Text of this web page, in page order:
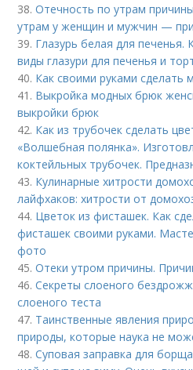
38.Отечность по утрам
утрам у женщин и мужчин —
39. Глазурь белая для печенья.
виды глазури для печенья и
40. Как своими руками сделать
41. Выкройка модных брюк
выкройки брюк
42. Как из трубочек сделать
«Волшебная полянка».
коктейльных трубочек.
43. Кулинарные хитрости
лайфхаков: хитрости от
44. Цветок из фисташек. Как
фисташек своими руками.
фото
45.Отеки утром причины.
46.Секреты слоеного
слоеного теста
47. Таинственные явления
природы, которые наука не
48.Суповая заправка для